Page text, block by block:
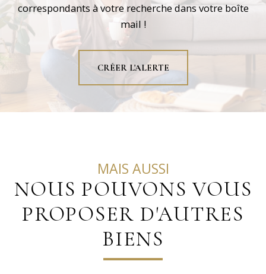
correspondants à votre recherche dans votre boîte
mail !
CRÉER L'ALERTE
MAIS AUSSI
NOUS POUVONS VOUS
PROPOSER D'AUTRES
BIENS